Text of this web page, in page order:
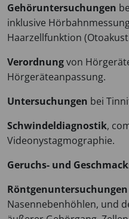
Gehöruntersuchungen
inklusive
Haarzellfunktion
Verordnungvon
Hörgeräteanpassung.
Untersuchungen bei
Schwindeldiagnostik,
Videonystagmographie.
Geruchs- und
Röntgenuntersuchungen
Nasennebenhöhlen, und